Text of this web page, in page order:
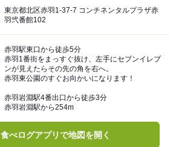
東京都北区赤羽1-37-7 コンチネンタルプラザ赤
羽弐番館102
赤羽駅東口から徒歩5分
赤羽1番街をまっすぐ抜け、左手にセブンイレブ
ンが見えたらその先の角を右へ。
赤羽東公園のすぐお向かいになります！
赤羽岩淵駅4番出口から徒歩3分
赤羽岩淵駅から254m
食べログアプリで地図を開く